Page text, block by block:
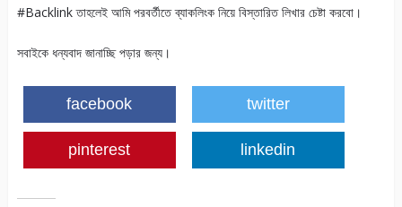
#Backlink তাহলেই আমি পরবর্তীতে ব্যাকলিংক নিয়ে বিস্তারিত লিখার চেষ্টা করবো।
সবাইকে ধন্যবাদ জানাচ্ছি পড়ার জন্য।
facebook twitter
pinterest linkedin